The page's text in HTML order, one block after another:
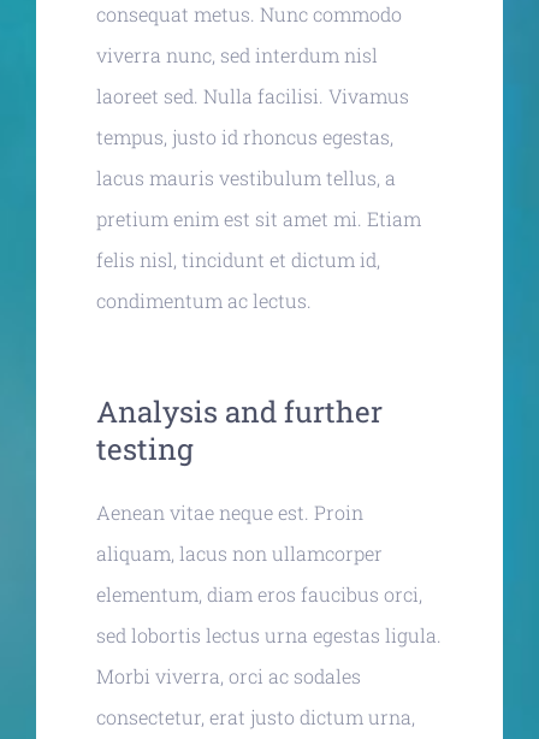
consequat metus. Nunc commodo
viverra nunc, sed interdum nisl
laoreet sed. Nulla facilisi. Vivamus
tempus, justo id rhoncus egestas,
lacus mauris vestibulum tellus, a
pretium enim est sit amet mi. Etiam
felis nisl, tincidunt et dictum id,
condimentum ac lectus.
Analysis and further
testing
Aenean vitae neque est. Proin
aliquam, lacus non ullamcorper
elementum, diam eros faucibus orci,
sed lobortis lectus urna egestas ligula.
Morbi viverra, orci ac sodales
consectetur, erat justo dictum urna,